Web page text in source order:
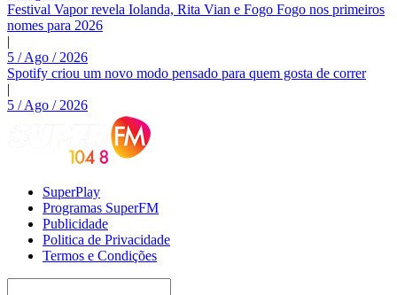
Festival Vapor revela Iolanda, Rita Vian e Fogo Fogo nos primeiros
nomes para 2026
|
5 / Ago / 2026
Spotify criou um novo modo pensado para quem gosta de correr
|
5 / Ago / 2026
SuperPlay
Programas SuperFM
Publicidade
Politica de Privacidade
Termos e Condições